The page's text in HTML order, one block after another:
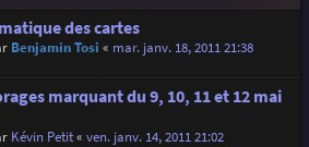
des cartes
Benjamin Tosi « mar. janv. 18, 2011 21:38
marquant du 9, 10, 11 et 12 mai
Kévin Petit« ven. janv. 14, 2011 21:02